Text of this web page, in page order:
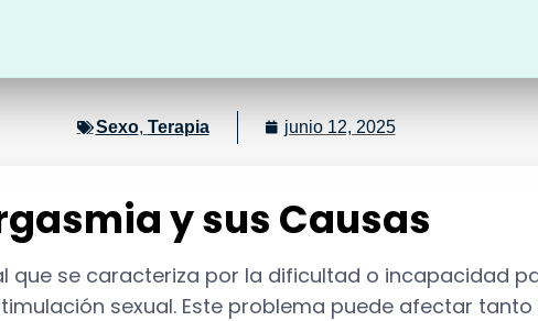
Sexo, Terapia junio 12, 2025
y sus Causas
que se caracteriza por la dificultad o incapacidad
sexual. Este problema puede afectar